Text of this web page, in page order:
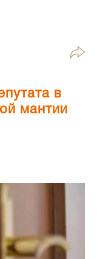
в
мантии